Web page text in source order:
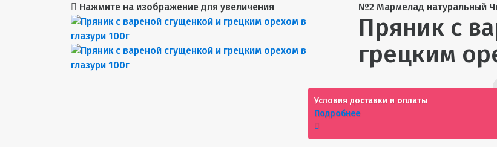
Нажмите на изображение для увеличения №2 Мармелад натуральный
Пряник с
грецким
Описание
Условия доставки и оплаты
Подробнее